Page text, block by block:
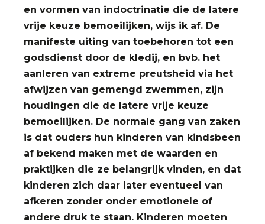
en vormen van indoctrinatie die de latere
vrije keuze bemoeilijken, wijs ik af. De
manifeste uiting van toebehoren tot een
godsdienst door de kledij, en bvb. het
aanleren van extreme preutsheid via het
afwijzen van gemengd zwemmen, zijn
houdingen die de latere vrije keuze
bemoeilijken. De normale gang van zaken
is dat ouders hun kinderen van kindsbeen
af bekend maken met de waarden en
praktijken die ze belangrijk vinden, en dat
kinderen zich daar later eventueel van
afkeren zonder onder emotionele of
andere druk te staan. Kinderen moeten